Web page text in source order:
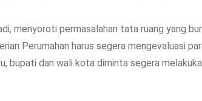
menyoroti permasalahan tata ruang yang
Perumahan harus segera mengevaluasi
bupati dan wali kota diminta segera